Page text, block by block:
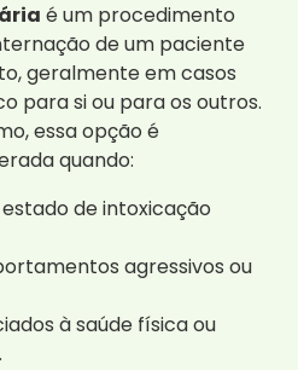
é um procedimento
de um paciente
geralmente em casos
para si ou para os outros.
essa opção é
quando:
de intoxicação
agressivos ou
à saúde física ou